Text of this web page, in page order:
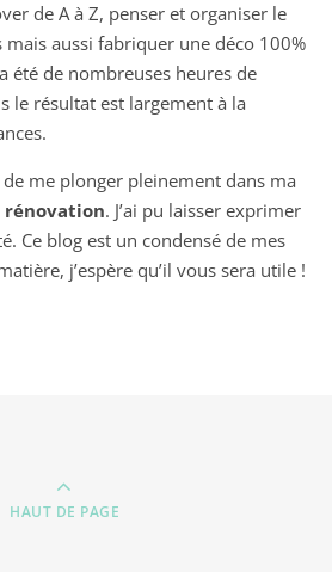
de A à Z, penser et organiser le
aussi fabriquer une déco 100%
été de nombreuses heures de
le résultat est largement à la
de me plonger pleinement dans ma
rénovation. J’ai pu laisser exprimer
Ce blog est un condensé de mes
j’espère qu’il vous sera utile !
HAUT DE PAGE